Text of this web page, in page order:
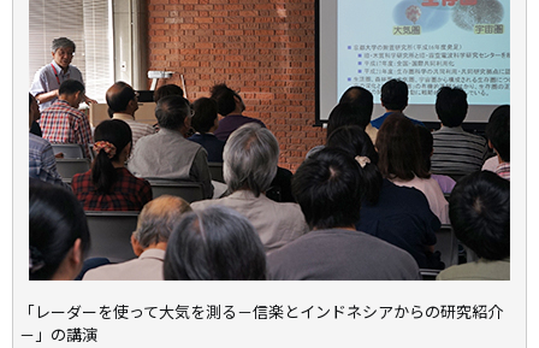
「レーダーを使って大気を測る－信楽とインドネシアからの研究紹介
－」の講演